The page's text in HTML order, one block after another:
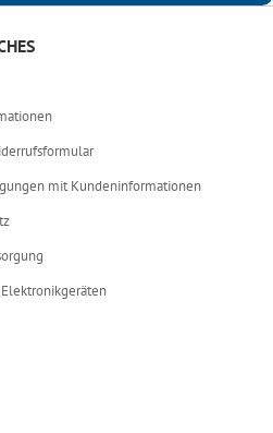
mit Kundeninformationen